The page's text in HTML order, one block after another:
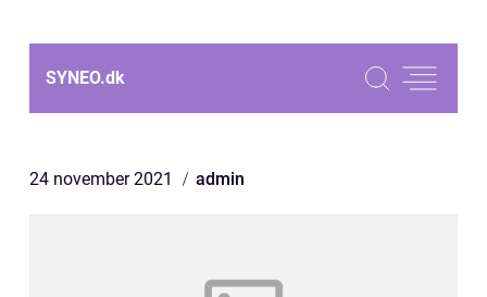
SYNEO.dk
24 november 2021 admin